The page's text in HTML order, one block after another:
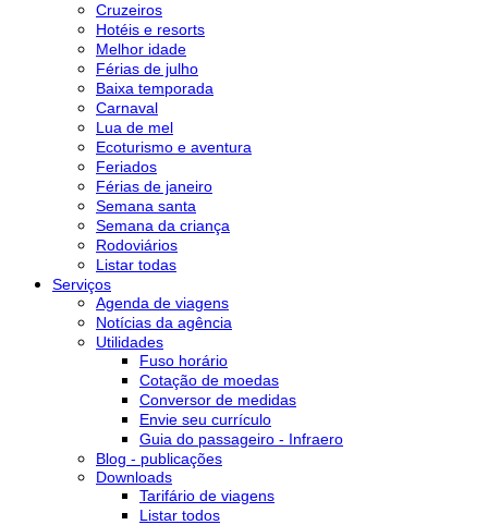
Cruzeiros
Hotéis e resorts
Melhor idade
Férias de julho
Baixa temporada
Carnaval
Lua de mel
Ecoturismo e aventura
Feriados
Férias de janeiro
Semana santa
Semana da criança
Rodoviários
Listar todas
Serviços
Agenda de viagens
Notícias da agência
Utilidades
Fuso horário
Cotação de moedas
Conversor de medidas
Envie seu currículo
Guia do passageiro - Infraero
Blog - publicações
Downloads
Tarifário de viagens
Listar todos